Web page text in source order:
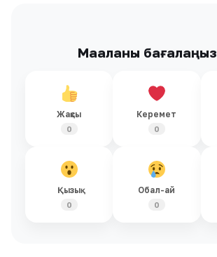
Мақаланы бағалаңыз
Жақсы
0
Керемет
0
Қызық
0
Обал-ай
0